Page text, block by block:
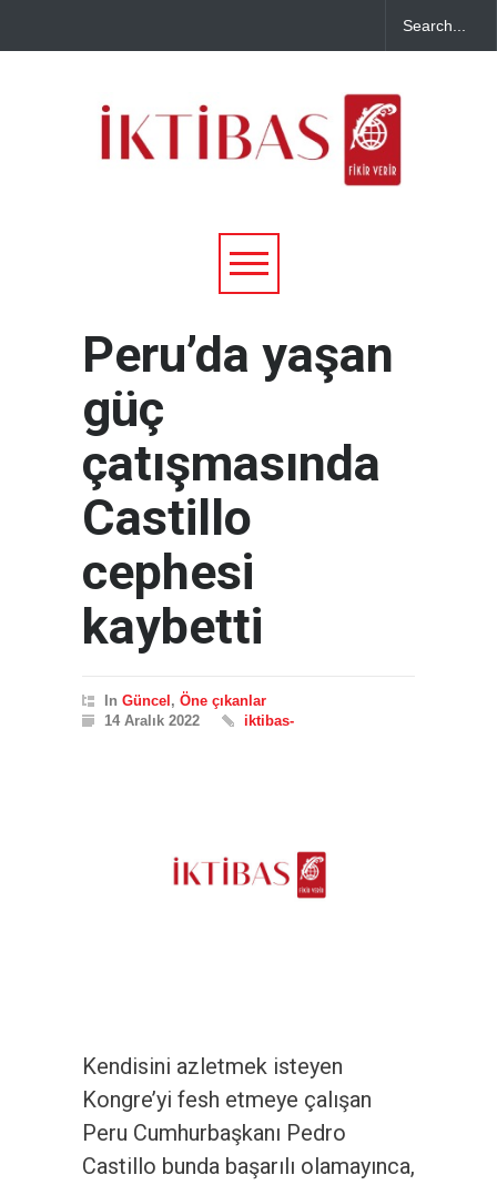
Peru’da yaşan
güç
çatışmasında
Castillo
cephesi
kaybetti
In Güncel, Öne çıkanlar
14 Aralık 2022
iktibas-
Kendisini azletmek isteyen
Kongre’yi fesh etmeye çalışan
Peru Cumhurbaşkanı Pedro
Castillo bunda başarılı olamayınca,